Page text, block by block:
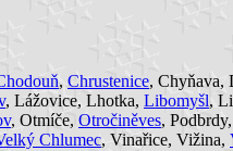
, Chrustenice, Chyňava,
, Lážovice, Lhotka, Libomyšl,
, Otmíče, Otročiněves,
Chlumec, Vinařice, Vižina,